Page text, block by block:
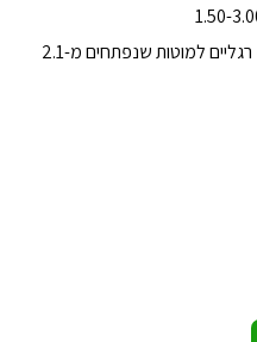
מינימום 3 (4 אם הוילונות ממש כבדים) רגליים למוטות שנפתחים מ2.1-